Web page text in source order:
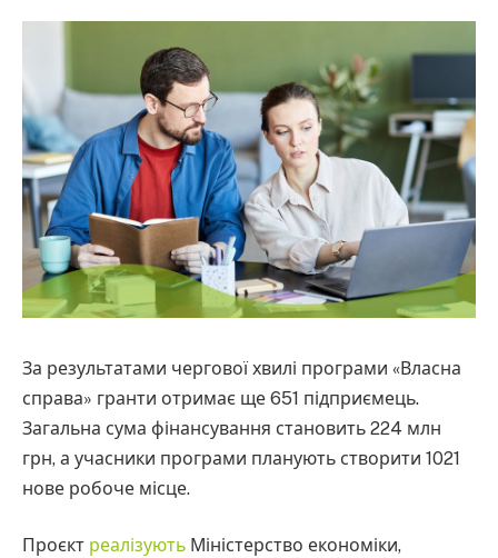
За результатами чергової хвилі програми «Власна
справа» гранти отримає ще 651 підприємець.
Загальна сума фінансування становить 224 млн
грн, а учасники програми планують створити 1021
нове робоче місце.
Проєкт реалізують Міністерство економіки,